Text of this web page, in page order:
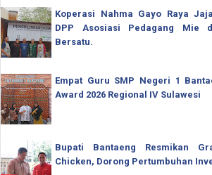
Koperasi Nahma Gayo Raya
DPP Asosiasi Pedagang Mie
Bersatu.
Empat Guru SMP Negeri 1
Award 2026 Regional IV Sulawesi
Bupati Bantaeng Resmikan
Chicken, Dorong Pertumbuhan